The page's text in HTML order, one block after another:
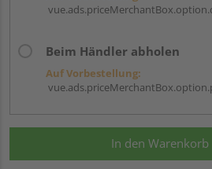
Beim Händler abholen
Auf Vorbestellung:
In den Warenkorb